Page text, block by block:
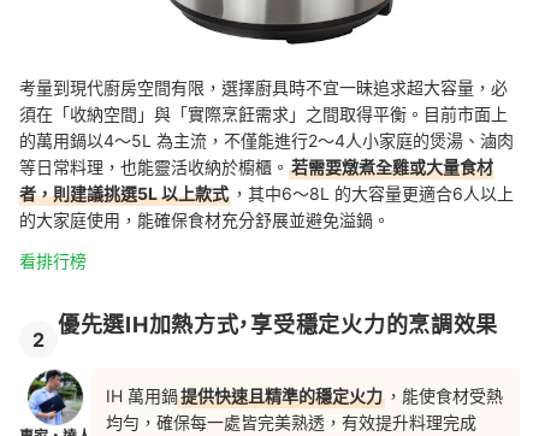
考量到現代廚房空間有限，選擇廚具時不宜一昧追求超大容量，必
須在「收納空間」與「實際烹飪需求」之間取得平衡。目前市面上
的萬用鍋以4～5L 為主流，不僅能進行2～4人小家庭的煲湯、滷肉
等日常料理，也能靈活收納於櫥櫃。 若需要燉煮全雞或大量食材
者，則建議挑選5L 以上款式 ，其中6～8L 的大容量更適合6人以上
的大家庭使用，能確保食材充分舒展並避免溢鍋。
看排行榜
2
優先選IH加熱方式，享受穩定火力的烹調效果
IH 萬用鍋提供快速且精準的穩定火力 ，能使食材受熱
均勻，確保每一處皆完美熟透，有效提升料理完成